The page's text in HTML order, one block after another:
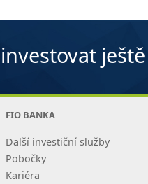
FIO BANKA
Další investiční služby
Pobočky
Kariéra